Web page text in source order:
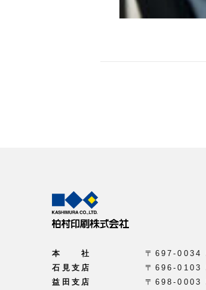
本 社 〒697-0034
石見支店
〒696-0103
益田支店
〒698-0003